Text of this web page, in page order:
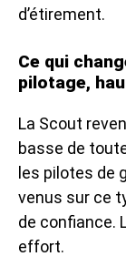
d’étirement.
Ce qui
pilotage,
La Scout
basse de
les pilotes de
venus sur ce
de confiance.
effort.